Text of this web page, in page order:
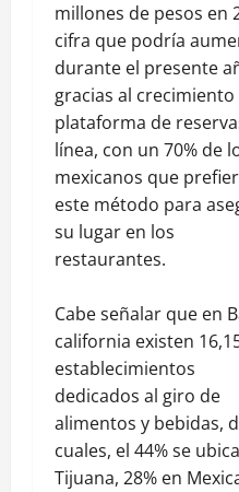
millones de pesos en
cifra que podría
durante el presente
gracias al crecimiento
plataforma de
línea, con un 70% de
mexicanos que
este método para
su lugar en los
restaurantes.
Cabe señalar que en
california existen
establecimientos
dedicados al giro de
alimentos y bebidas,
cuales, el 44% se
Tijuana, 28% en